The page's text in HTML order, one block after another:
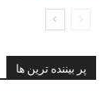
پر بیننده ترین ها